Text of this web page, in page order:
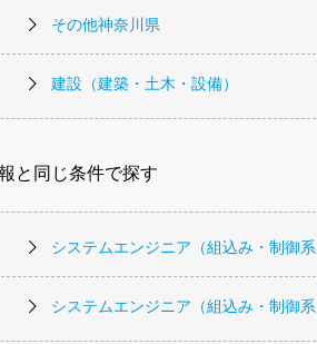
その他神奈川県
建設（建築・土木・設備）
と同じ条件で探す
システムエンジニア（組込み・制御
システムエンジニア（組込み・制